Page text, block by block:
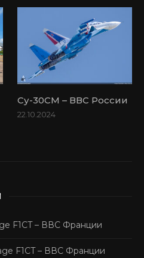
Су-30СМ – ВВС России
22.10.2024
F1CT – ВВС Франции
F1CT – ВВС Франции